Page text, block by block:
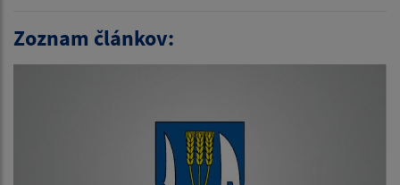
Zoznam článkov: